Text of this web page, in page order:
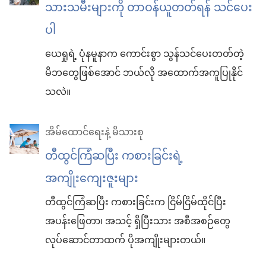
သားသမီးများကို တာဝန်ယူတတ်ရန် သင်ပေး
ပါ
ယေရှုရဲ့ ပုံနမူနာက ကောင်းစွာ သွန်သင်ပေးတတ်တဲ့
မိဘတွေဖြစ်အောင် ဘယ်လို အထောက်အကူပြုနိုင်
သလဲ။
အိမ်ထောင်ရေးနဲ့ မိသားစု
တီထွင်ကြံဆပြီး ကစားခြင်းရဲ့
အကျိုးကျေးဇူးများ
တီထွင်ကြံဆပြီး ကစားခြင်းက ငြိမ်ငြိမ်ထိုင်ပြီး
အပန်းဖြေတာ၊ အသင့် ရှိပြီးသား အစီအစဉ်တွေ
လုပ်ဆောင်တာထက် ပိုအကျိုးများတယ်။